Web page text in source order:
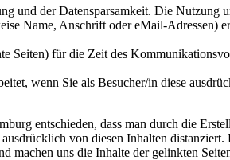
und der Datensparsamkeit. Die Nutzung
Name, Anschrift oder eMail-
Seiten) für die Zeit des
wenn Sie als Besucher/in diese
entschieden, dass man durch die
von diesen Inhalten
machen uns die Inhalte der gelinkten